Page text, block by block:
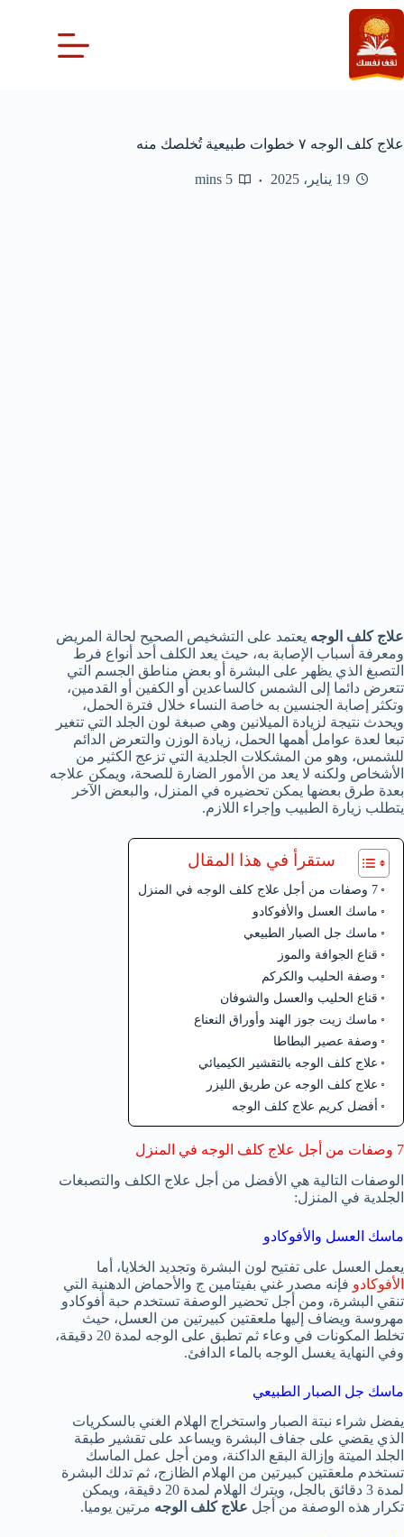
التجاوز
إلى
المحتوى
علاج كلف الوجه ٧ خطوات طبيعية تُخلصك منه
19 يناير، 2025 5 mins
علاج كلف الوجه يعتمد على التشخيص الصحيح لحالة المريض
ومعرفة أسباب الإصابة به، حيث يعد الكلف أحد أنواع فرط
التصبغ الذي يظهر على البشرة أو بعض مناطق الجسم التي
تتعرض دائما إلى الشمس كالساعدين أو الكفين أو القدمين،
وتكثر إصابة الجنسين به خاصة النساء خلال فترة الحمل،
ويحدث نتيجة لزيادة الميلانين وهي صبغة لون الجلد التي تتغير
تبعا لعدة عوامل أهمها الحمل، زيادة الوزن والتعرض الدائم
للشمس، وهو من المشكلات الجلدية التي تزعج الكثير من
الأشخاص ولكنه لا يعد من الأمور الضارة للصحة، ويمكن علاجه
بعدة طرق بعضها يمكن تحضيره في المنزل، والبعض الآخر
يتطلب زيارة الطبيب وإجراء اللازم.
ستقرأ في هذا المقال
7 وصفات من أجل علاج كلف الوجه في المنزل
ماسك العسل والأفوكادو
ماسك جل الصبار الطبيعي
قناع الجوافة والموز
وصفة الحليب والكركم
قناع الحليب والعسل والشوفان
ماسك زيت جوز الهند وأوراق النعناع
وصفة عصير البطاطا
علاج كلف الوجه بالتقشير الكيميائي
علاج كلف الوجه عن طريق الليزر
أفضل كريم علاج كلف الوجه
7 وصفات من أجل علاج كلف الوجه في المنزل
الوصفات التالية هي الأفضل من أجل علاج الكلف والتصبغات
الجلدية في المنزل:
ماسك العسل والأفوكادو
يعمل العسل على تفتيح لون البشرة وتجديد الخلايا، أما
الأفوكادو فإنه مصدر غني بفيتامين ج والأحماض الدهنية التي
تنقي البشرة، ومن أجل تحضير الوصفة تستخدم حبة أفوكادو
مهروسة ويضاف إليها ملعقتين كبيرتين من العسل، حيث
تخلط المكونات في وعاء ثم تطبق على الوجه لمدة 20 دقيقة،
وفي النهاية يغسل الوجه بالماء الدافئ.
ماسك جل الصبار الطبيعي
يفضل شراء نبتة الصبار واستخراج الهلام الغني بالسكريات
الذي يقضي على جفاف البشرة ويساعد على تقشير طبقة
الجلد الميتة وإزالة البقع الداكنة، ومن أجل عمل الماسك
تستخدم ملعقتين كبيرتين من الهلام الظازج، ثم تدلك البشرة
لمدة 3 دقائق بالجل، ويترك الهلام لمدة 20 دقيقة، ويمكن
تكرار هذه الوصفة من أجل علاج كلف الوجه مرتين يوميا.